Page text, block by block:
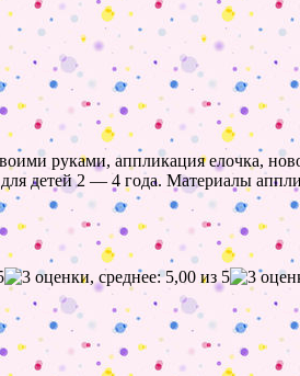
руками, аппликация елочка,
детей 2 — 4 года. Материалы